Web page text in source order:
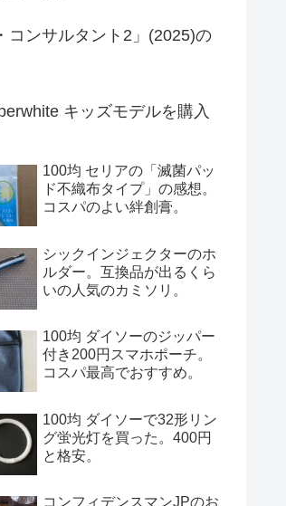
コンサルタント2」(2025)の
キッズモデルを購入
100均 セリアの「滅菌パッ
ド不織布タイプ」の感想。
コスパのよい絆創膏。
シックインジェクターのホ
ルダー。互換品が出るくら
いの人気のカミソリ。
100均 ダイソーのジッパー
付き200円スマホポーチ。
コスパ最高でおすすめ。
100均 ダイソーで32形リン
グ蛍光灯を買った。400円
と格安。
コンフィデンスマンJPのお